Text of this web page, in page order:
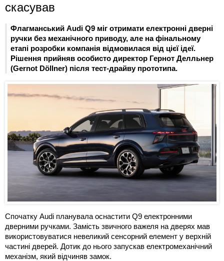
скасував
Флагманський Audi Q9 міг отримати електронні дверні
ручки без механічного приводу, але на фінальному
етапі розробки компанія відмовилася від цієї ідеї.
Рішення прийняв особисто директор Гернот Делльнер
(Gernot Döllner) після тест-драйву прототипа.
Спочатку Audi планувала оснастити Q9 електронними
дверними ручками. Замість звичного важеля на дверях мав
використовуватися невеликий сенсорний елемент у верхній
частині дверей. Дотик до нього запускав електромеханічний
механізм, який відчиняв замок.